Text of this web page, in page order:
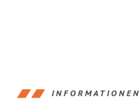
INFORMATIONEN